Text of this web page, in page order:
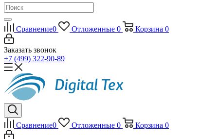
Сравнение0 Отложенные 0 Корзина 0
Заказать звонок
+7 (499) 322-90-89
Сравнение0 Отложенные 0 Корзина 0